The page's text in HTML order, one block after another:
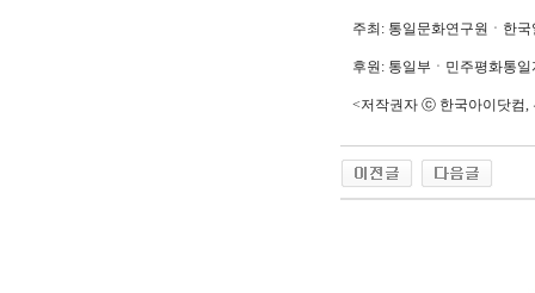
주최: 통일문화연구원ㆍ한국
후원: 통일부ㆍ민주평화통
<저작권자 ⓒ 한국아이닷컴,